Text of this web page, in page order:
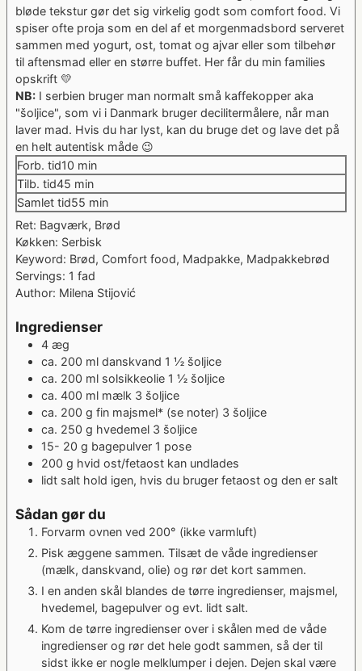
bløde tekstur gør det sig virkelig godt som comfort food. Vi
spiser ofte proja som en del af et morgenmadsbord serveret
sammen med yogurt, ost, tomat og ajvar eller som tilbehør
til aftensmad eller en større buffet. Her får du min families
opskrift 💛
NB: I serbien bruger man normalt små kaffekopper aka
"šoljice", som vi i Danmark bruger decilitermålere, når man
laver mad. Hvis du har lyst, kan du bruge det og lave det på
en helt autentisk måde 😉
Forb. tid10 minutter
min
Tilb. tid45 minutter
min
Samlet tid55 minutter
min
Ret: Bagværk, Brød
Køkken: Serbisk
Keyword: Brød, Comfort food, Madpakke, Madpakkebrød
Servings: 1 fad
Author: Milena Stijović
Ingredienser
4 æg
ca. 200 ml danskvand 1 ½ šoljice
ca. 200 ml solsikkeolie 1 ½ šoljice
ca. 400 ml mælk 3 šoljice
ca. 200 g fin majsmel* (se noter) 3 šoljice
ca. 250 g hvedemel 3 šoljice
15- 20 g bagepulver 1 pose
200 g hvid ost/fetaost kan undlades
lidt salt hold igen, hvis du bruger fetaost og den er salt
Sådan gør du
Forvarm ovnen ved 200° (ikke varmluft)
Pisk æggene sammen. Tilsæt de våde ingredienser
(mælk, danskvand, olie) og rør det kort sammen.
I en anden skål blandes de tørre ingredienser, majsmel,
hvedemel, bagepulver og evt. lidt salt.
Kom de tørre ingredienser over i skålen med de våde
ingredienser og rør det hele godt sammen, så der til
sidst ikke er nogle melklumper i dejen. Dejen skal være